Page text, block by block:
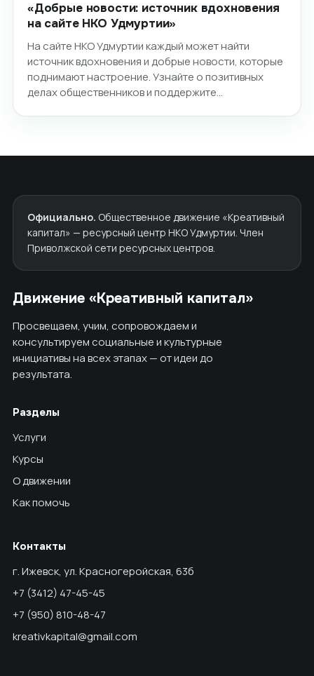
«Добрые новости: источник вдохновения
на сайте НКО Удмуртии»
На сайте НКО Удмуртии каждый может найти
источник вдохновения и добрые новости, которые
поднимают настроение. Узнайте о позитивных
делах общественников и поддержите…
Официально. Общественное движение «Креативный
капитал» — ресурсный центр НКО Удмуртии. Член
Приволжской сети ресурсных центров.
Движение «Креативный капитал»
Просвещаем, учим, сопровождаем и
консультируем социальные и культурные
инициативы на всех этапах — от идеи до
результата.
Разделы
Услуги
Курсы
О движении
Как помочь
Контакты
г. Ижевск, ул. Красногеройская, 63б
+7 (3412) 47-45-45
+7 (950) 810-48-47
kreativkapital@gmail.com